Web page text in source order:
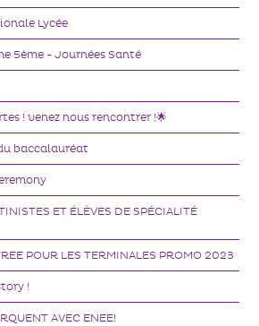
Lycée
5ème - Journées Santé
! venez nous rencontrer !🌟
baccalauréat
ET ÉLÈVES DE SPÉCIALITÉ
POUR LES TERMINALES PROMO 2023
!
AVEC ENEE!